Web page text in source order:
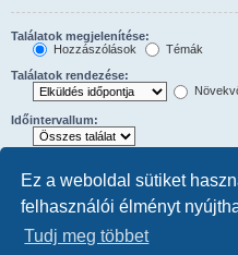
Ez a weboldal sütiket
felhasználói élményt
Tudj meg többet
Találatok megjelenítése:
Hozzászólások
Témák
Találatok rendezése:
Időintervallum:
A teljes hozzászólás megjelenítéséhez